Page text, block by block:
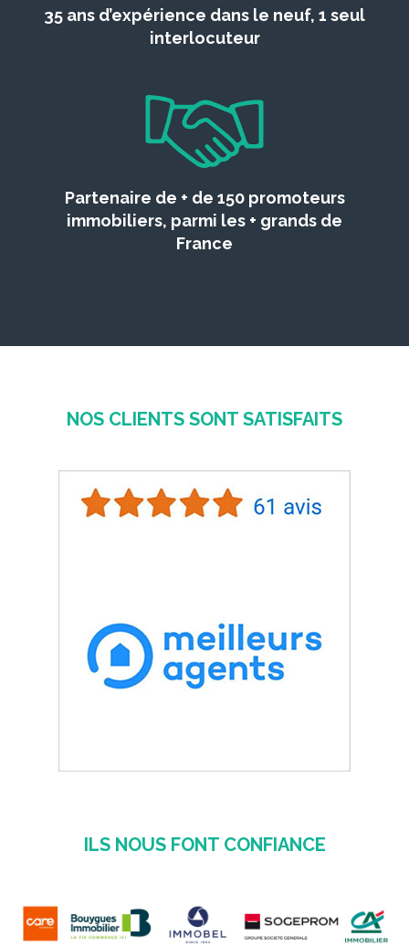
35 ans d’expérience dans le neuf, 1 seul
interlocuteur
Partenaire de + de 150 promoteurs
immobiliers, parmi les + grands de
France
NOS CLIENTS SONT SATISFAITS
ILS NOUS FONT CONFIANCE